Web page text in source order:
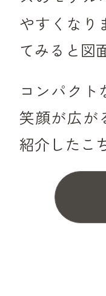
やすくなり
てみると図
コンパク
笑顔が広が
紹介したこ